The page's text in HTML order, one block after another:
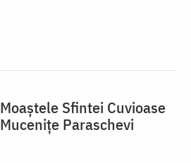
Moaștele Sfintei Cuvioase
Mucenițe Paraschevi